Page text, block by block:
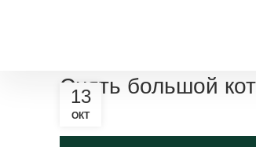
Снять большой
13
ОКТ